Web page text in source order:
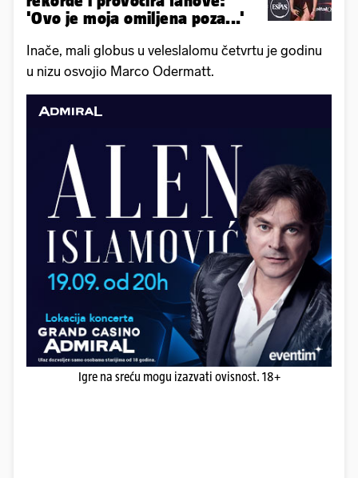
'Ovo je moja omiljena poza...'
Inače, mali globus u veleslalomu četvrtu je godinu
u nizu osvojio Marco Odermatt.
Igre na sreću mogu izazvati ovisnost. 18+